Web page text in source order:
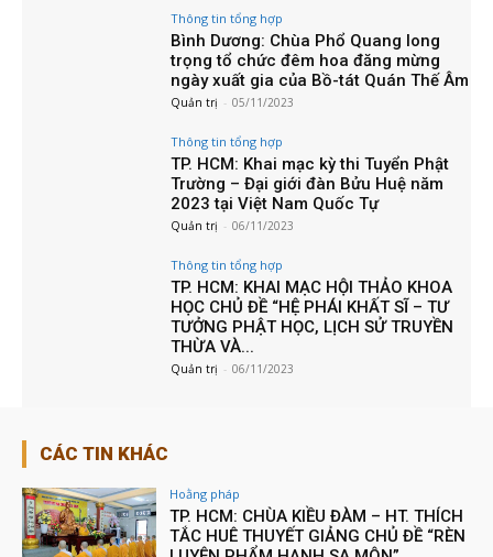
Thông tin tổng hợp
Bình Dương: Chùa Phổ Quang long
trọng tổ chức đêm hoa đăng mừng
ngày xuất gia của Bồ-tát Quán Thế Âm
Quản trị - 05/11/2023
Thông tin tổng hợp
TP. HCM: Khai mạc kỳ thi Tuyển Phật
Trường – Đại giới đàn Bửu Huệ năm
2023 tại Việt Nam Quốc Tự
Quản trị - 06/11/2023
Thông tin tổng hợp
TP. HCM: KHAI MẠC HỘI THẢO KHOA
HỌC CHỦ ĐỀ “HỆ PHÁI KHẤT SĨ – TƯ
TƯỞNG PHẬT HỌC, LỊCH SỬ TRUYỀN
THỪA VÀ...
Quản trị - 06/11/2023
CÁC TIN KHÁC
Hoằng pháp
TP. HCM: CHÙA KIỀU ĐÀM – HT. THÍCH
TẮC HUÊ THUYẾT GIẢNG CHỦ ĐỀ “RÈN